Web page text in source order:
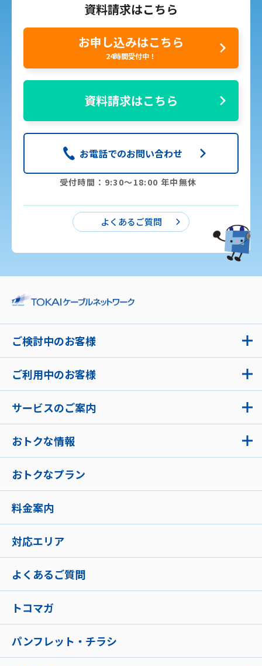
資料請求はこちら
お申し込みはこちら
24時間受付中！
資料請求はこちら
お電話でのお問い合わせ
受付時間：9:30〜18:00 年中無休
よくあるご質問
ご検討中のお客様
ご利用中のお客様
サービスのご案内
おトクな情報
おトクなプラン
料金案内
対応エリア
よくあるご質問
トコマガ
パンフレット・チラシ